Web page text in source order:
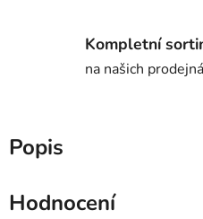
Kompletní
na našich
Popis
Hodnocení